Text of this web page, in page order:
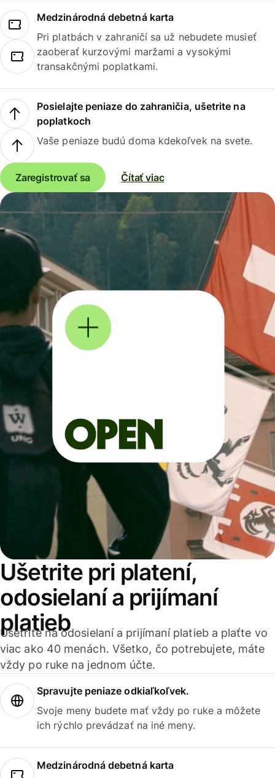
Medzinárodná debetná karta
Pri platbách v zahraničí sa už nebudete musieť
zaoberať kurzovými maržami a vysokými
transakčnými poplatkami.
Posielajte peniaze do zahraničia, ušetrite na
poplatkoch
Vaše peniaze budú doma kdekoľvek na svete.
Zaregistrovať sa Čítať viac
Ušetrite pri platení,
odosielaní a prijímaní
platieb
Ušetrite na odosielaní a prijímaní platieb a plaťte vo
viac ako 40 menách. Všetko, čo potrebujete, máte
vždy po ruke na jednom účte.
Spravujte peniaze odkiaľkoľvek.
Svoje meny budete mať vždy po ruke a môžete
ich rýchlo prevádzať na iné meny.
Medzinárodná debetná karta